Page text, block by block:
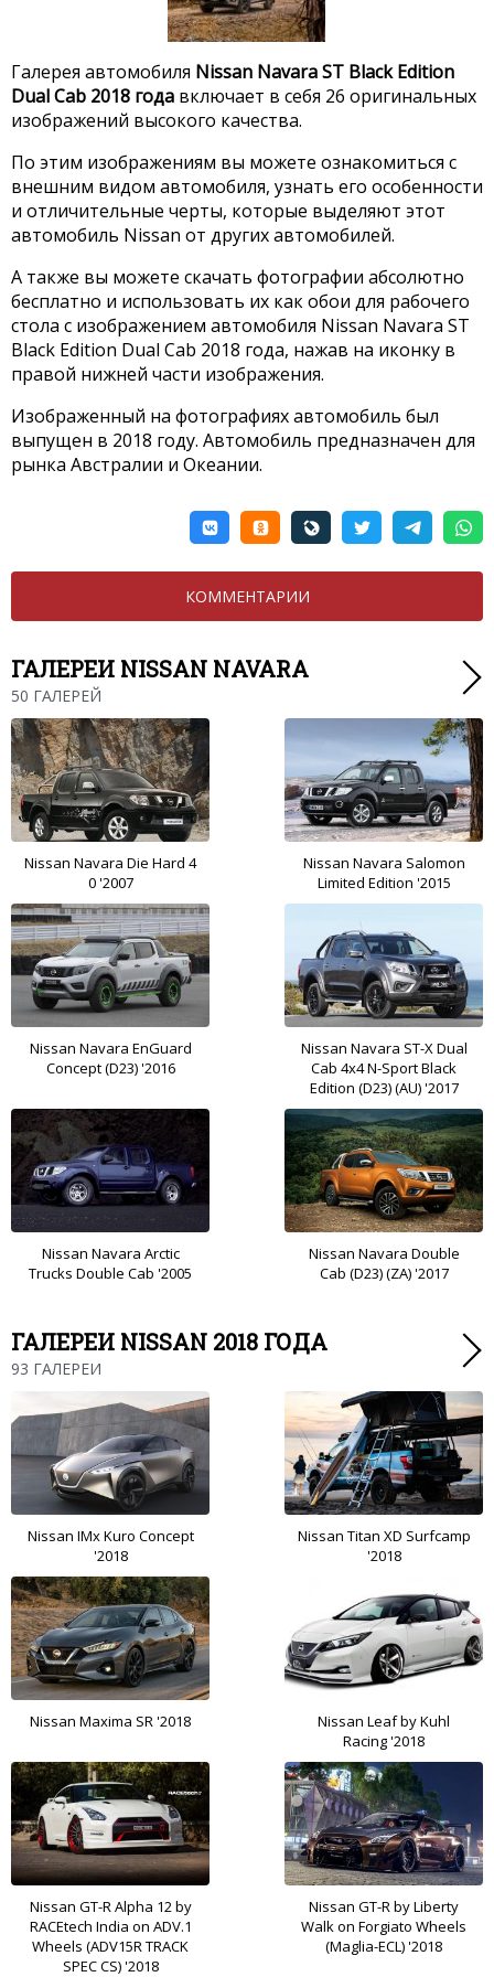
Галерея автомобиля Nissan Navara ST Black Edition
Dual Cab 2018 года включает в себя 26 оригинальных
изображений высокого качества.
По этим изображениям вы можете ознакомиться с
внешним видом автомобиля, узнать его особенности
и отличительные черты, которые выделяют этот
автомобиль Nissan от других автомобилей.
А также вы можете скачать фотографии абсолютно
бесплатно и использовать их как обои для рабочего
стола с изображением автомобиля Nissan Navara ST
Black Edition Dual Cab 2018 года, нажав на иконку в
правой нижней части изображения.
Изображенный на фотографиях автомобиль был
выпущен в 2018 году. Автомобиль предназначен для
рынка Австралии и Океании.
КОММЕНТАРИИ
ГАЛЕРЕИ NISSAN NAVARA
50 ГАЛЕРЕЙ
Nissan Navara Die Hard 4
0 '2007
Nissan Navara Salomon
Limited Edition '2015
Nissan Navara EnGuard
Concept (D23) '2016
Nissan Navara ST-X Dual
Cab 4x4 N-Sport Black
Edition (D23) (AU) '2017
Nissan Navara Arctic
Trucks Double Cab '2005
Nissan Navara Double
Cab (D23) (ZA) '2017
ГАЛЕРЕИ NISSAN 2018 ГОДА
93 ГАЛЕРЕИ
Nissan IMx Kuro Concept
'2018
Nissan Titan XD Surfcamp
'2018
Nissan Maxima SR '2018
Nissan Leaf by Kuhl
Racing '2018
Nissan GT-R Alpha 12 by
RACEtech India on ADV.1
Wheels (ADV15R TRACK
SPEC CS) '2018
Nissan GT-R by Liberty
Walk on Forgiato Wheels
(Maglia-ECL) '2018